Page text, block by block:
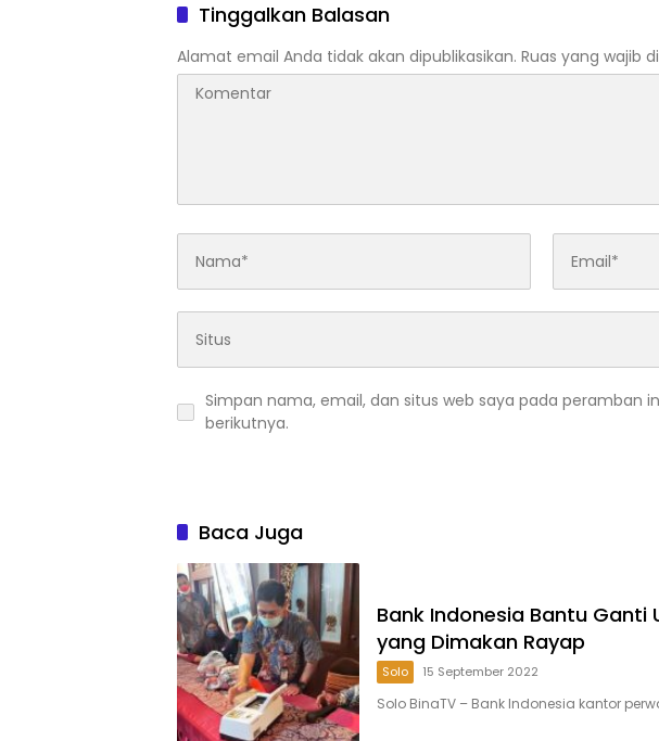
Tinggalkan Balasan
Alamat email Anda tidak akan dipublikasikan. Ruas yang wajib
Simpan nama, email, dan situs web saya pada peramban
berikutnya.
Baca Juga
Bank Indonesia Bantu Ganti
yang Dimakan Rayap
Solo 15 September 2022
Solo BinaTV – Bank Indonesia kantor